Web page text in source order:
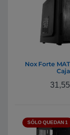
Nox Forte
Caja
SÓLO QUEDAN 1